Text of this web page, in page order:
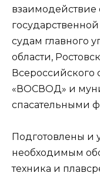
взаимодействие
судам главного
области,
Всероссийского
«ВОСВОД» и
спасательными
Подготовлены и
необходимым
техника и